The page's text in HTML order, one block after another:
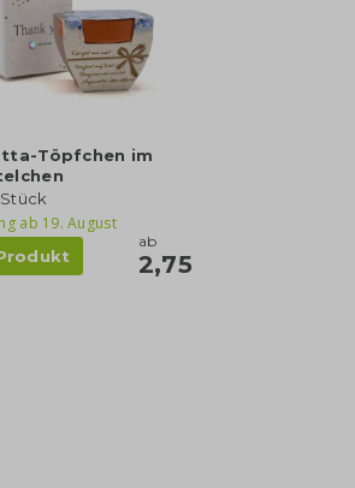
Töpfchen im
ab 19. August
ab
2,75